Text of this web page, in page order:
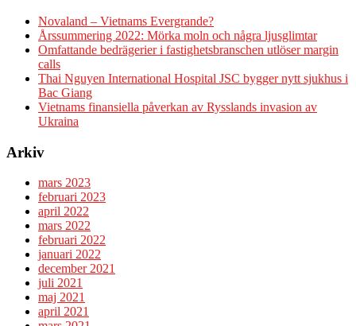
Novaland – Vietnams Evergrande?
Årssummering 2022: Mörka moln och några ljusglimtar
Omfattande bedrägerier i fastighetsbranschen utlöser margin
calls
Thai Nguyen International Hospital JSC bygger nytt sjukhus i
Bac Giang
Vietnams finansiella påverkan av Rysslands invasion av
Ukraina
Arkiv
mars 2023
februari 2023
april 2022
mars 2022
februari 2022
januari 2022
december 2021
juli 2021
maj 2021
april 2021